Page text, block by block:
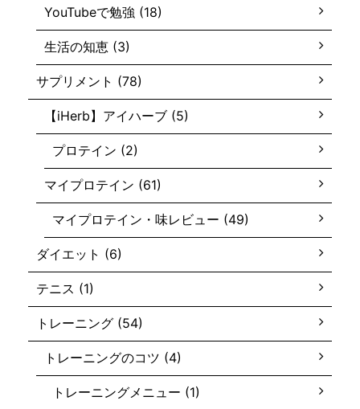
YouTubeで勉強 (18)
生活の知恵 (3)
サプリメント (78)
【iHerb】アイハーブ (5)
プロテイン (2)
マイプロテイン (61)
マイプロテイン・味レビュー (49)
ダイエット (6)
テニス (1)
トレーニング (54)
トレーニングのコツ (4)
トレーニングメニュー (1)